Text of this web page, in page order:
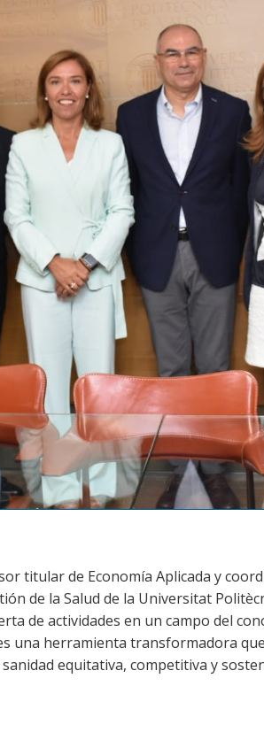
titular de Economía Aplicada y
de la Salud de la Universitat
de actividades en un campo del
una herramienta transformadora
equitativa, competitiva y